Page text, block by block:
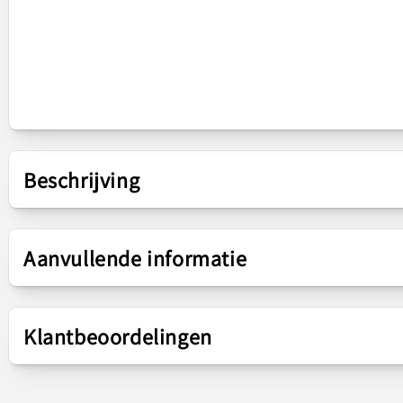
Beschrijving
Presentatie
Onderdelen Buzzer
Aanvullende informatie
Klantbeoordelingen